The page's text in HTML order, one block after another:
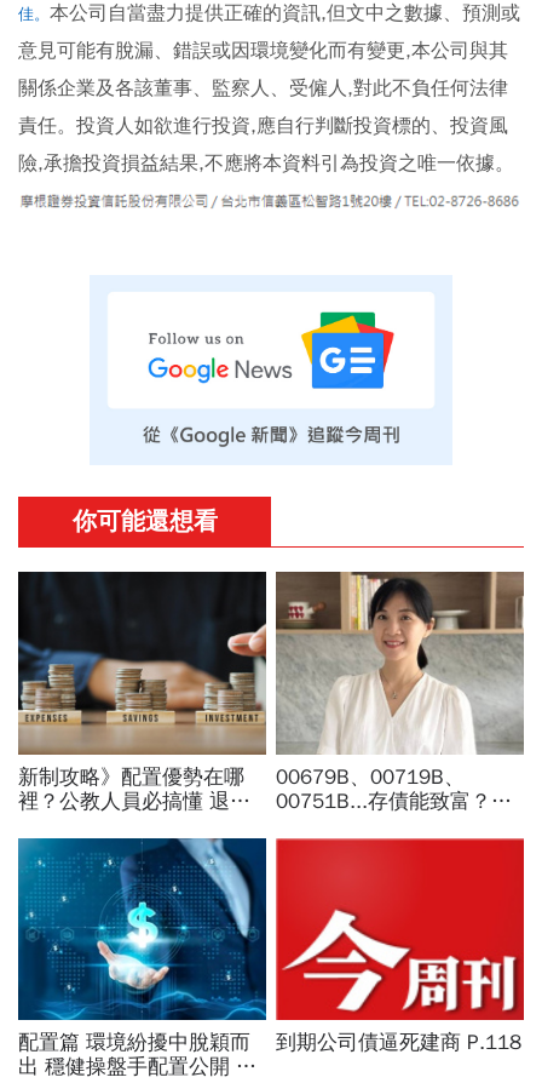
佳。 本公司自當盡力提供正確的資訊,但文中之數據、預測或
意見可能有脫漏、錯誤或因環境變化而有變更,本公司與其
關係企業及各該董事、監察人、受僱人,對此不負任何法律
責任。投資人如欲進行投資,應自行判斷投資標的、投資風
險,承擔投資損益結果,不應將本資料引為投資之唯一依據。